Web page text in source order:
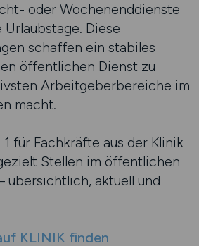
oder Wochenenddienste
Diese
schaffen ein stabiles
öffentlichen Dienst zu
Arbeitgeberbereiche im
macht.
für Fachkräfte aus der Klinik
Stellen im öffentlichen
übersichtlich, aktuell und
KLINIK finden